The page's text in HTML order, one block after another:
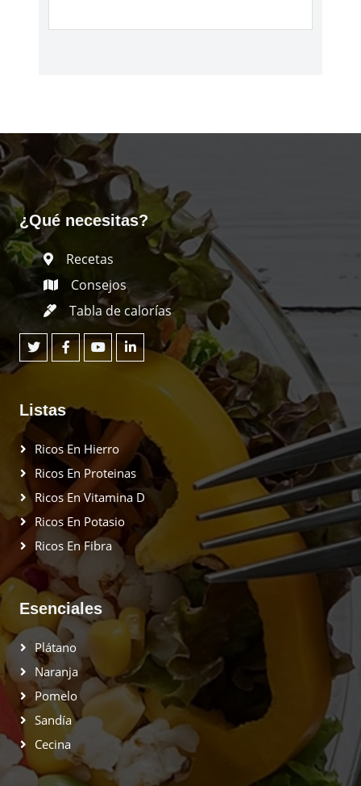
¿Qué necesitas?
Recetas
Consejos
Tabla de calorías
Listas
Ricos En Hierro
Ricos En Proteinas
Ricos En Vitamina D
Ricos En Potasio
Ricos En Fibra
Esenciales
Plátano
Naranja
Pomelo
Sandía
Cecina